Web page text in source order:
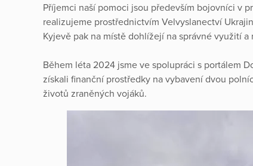
Příjemci naší pomoci jsou především bojovníci v
realizujeme prostřednictvím Velvyslanectví
Kyjevě pak na místě dohlížejí na správné využití
Během léta 2024 jsme ve spolupráci s portálem
získali finanční prostředky na vybavení dvou
životů zraněných vojáků.